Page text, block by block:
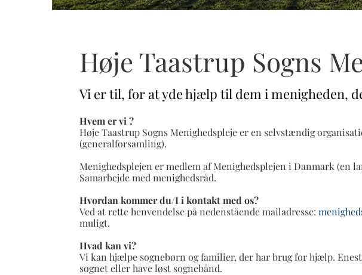
Høje Taastrup Sogns
Vi er til, for at yde hjælp til dem i menigheden,
Hvem er vi ?
Høje Taastrup Sogns Menighedspleje er en selvstændig
(generalforsamling).
Menighedsplejen er medlem af Menighedsplejen i Danmark (en
Samarbejde med menighedsråd.
Hvordan kommer du/I i kontakt med os?
Ved at rette henvendelse på nedenstående mailadresse:
muligt.
Hvad kan vi?
Vi kan hjælpe sognebørn og familier, der har brug for hjælp.
sognet eller have løst sognebånd.